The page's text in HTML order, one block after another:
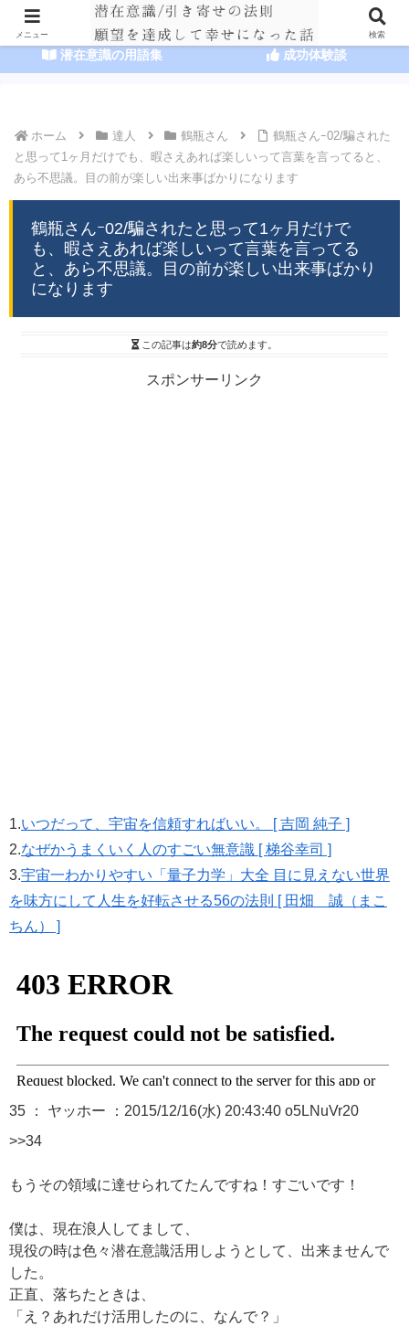
HOME 潜在意識の達人まとめ
潜在意識の用語集 成功体験談
ホーム 達人 鶴瓶さん
鶴瓶さんｰ02/騙された
と思って1ヶ月だけでも、暇さえあれば楽しいって言葉を言ってると、
あら不思議。目の前が楽しい出来事ばかりになります
鶴瓶さんｰ02/騙されたと思って1ヶ月だけで
も、暇さえあれば楽しいって言葉を言ってる
と、あら不思議。目の前が楽しい出来事ばかり
になります
この記事は約8分で読めます。
スポンサーリンク
1.いつだって、宇宙を信頼すればいい。 [ 吉岡 純子 ]
2.なぜかうまくいく人のすごい無意識 [ 梯谷幸司 ]
3.宇宙一わかりやすい「量子力学」大全 目に見えない世界
を味方にして人生を好転させる56の法則 [ 田畑 誠（まこ
ちん） ]
35 ： ヤッホー ：2015/12/16(水) 20:43:40 o5LNuVr20
>>34
もうその領域に達せられてたんですね！すごいです！
僕は、現在浪人してまして、
現役の時は色々潜在意識活用しようとして、出来ませんで
した。
正直、落ちたときは、
「え？あれだけ活用したのに、なんで？」
メニュー 検索